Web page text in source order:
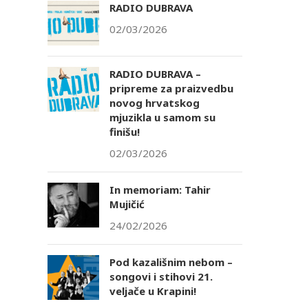
RADIO DUBRAVA
02/03/2026
RADIO DUBRAVA –
pripreme za praizvedbu
novog hrvatskog
mjuzikla u samom su
finišu!
02/03/2026
In memoriam: Tahir
Mujičić
24/02/2026
Pod kazališnim nebom –
songovi i stihovi 21.
veljače u Krapini!